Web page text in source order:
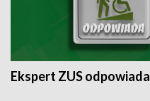
Ekspert ZUS odpowiada